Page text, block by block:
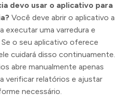
devo usar o aplicativo para
Você deve abrir o aplicativo a
executar uma varredura e
o seu aplicativo oferece
cuidará disso continuamente.
abre manualmente apenas
verificar relatórios e ajustar
necessário.